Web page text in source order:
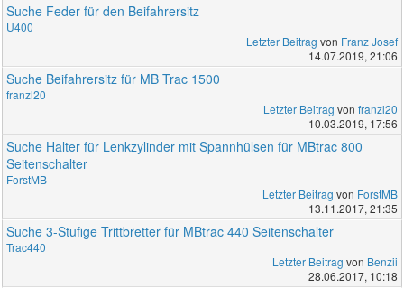
Suche Feder für den Beifahrersitz
U400
Letzter Beitrag von Franz Josef
14.07.2019, 21:06
Suche Beifahrersitz für MB Trac 1500
franzl20
Letzter Beitrag von franzl20
10.03.2019, 17:56
Suche Halter für Lenkzylinder mit Spannhülsen für MBtrac 800
Seitenschalter
ForstMB
Letzter Beitrag von ForstMB
13.11.2017, 21:35
Suche 3-Stufige Trittbretter für MBtrac 440 Seitenschalter
Trac440
Letzter Beitrag von Benzii
28.06.2017, 10:18